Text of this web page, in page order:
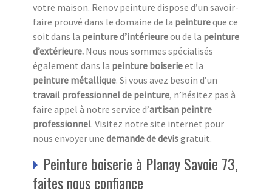
votre maison. Renov peinture dispose d’un savoir-
faire prouvé dans le domaine de la peintureque ce
soit dans la peinture d’intérieureou de la peinture
d’extérieure. Nous nous sommes spécialisés
également dans la peinture boiserieet la
peinture métallique. Si vous avez besoin d’un
travail professionnel de peinture, n’hésitez pas à
faire appel à notre service d’artisan peintre
professionnel. Visitez notre site internet pour
nous envoyer une demande de devisgratuit.
Peinture boiserie à Planay Savoie 73,
faites nous confiance